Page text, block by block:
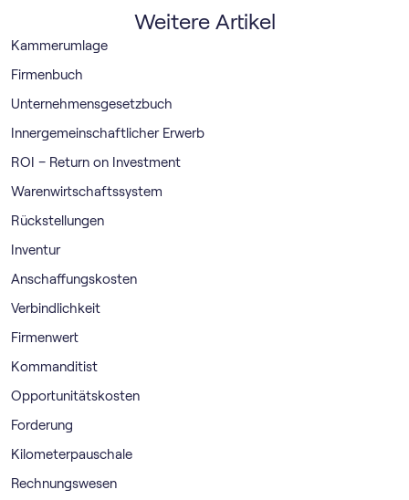
Weitere Artikel
Kammerumlage
Firmenbuch
Unternehmensgesetzbuch
Innergemeinschaftlicher Erwerb
ROI – Return on Investment
Warenwirtschaftssystem
Rückstellungen
Inventur
Anschaffungskosten
Verbindlichkeit
Firmenwert
Kommanditist
Opportunitätskosten
Forderung
Kilometerpauschale
Rechnungswesen